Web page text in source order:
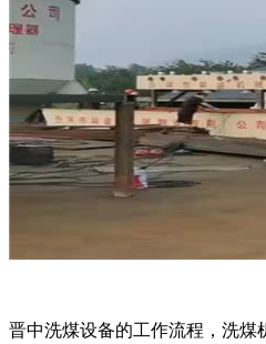
晋中洗煤设备的工作流程，洗煤